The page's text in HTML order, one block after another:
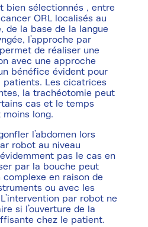
bien sélectionnés , entre
ORL localisés au
de la base de la langue
l’approche par
de réaliser une
avec une approche
bénéfice évident pour
patients. Les cicatrices
la trachéotomie peut
cas et le temps
long.
l’abdomen lors
robot au niveau
pas le cas en
par la bouche peut
complexe en raison de
ou avec les
par robot ne
si l’ouverture de la
chez le patient.